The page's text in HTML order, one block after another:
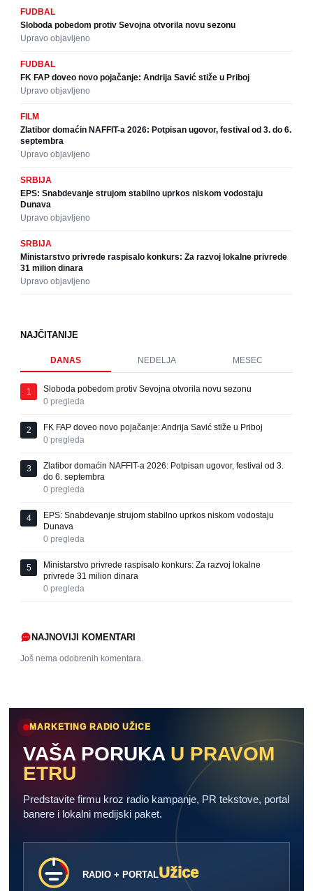
FUDBAL
Sloboda pobedom protiv Sevojna otvorila novu sezonu
Upravo objavljeno
FUDBAL
FK FAP doveo novo pojačanje: Andrija Savić stiže u Priboj
Upravo objavljeno
FILM
Zlatibor domaćin NAFFIT-a 2026: Potpisan ugovor, festival od 3. do 6.
septembra
Upravo objavljeno
SRBIJA
EPS: Snabdevanje strujom stabilno uprkos niskom vodostaju
Dunava
Upravo objavljeno
SRBIJA
Ministarstvo privrede raspisalo konkurs: Za razvoj lokalne privrede
31 milion dinara
Upravo objavljeno
NAJČITANIJE
DANAS NEDELJA MESEC
1
Sloboda pobedom protiv Sevojna otvorila novu sezonu
0 pregleda
2
FK FAP doveo novo pojačanje: Andrija Savić stiže u Priboj
0 pregleda
3
Zlatibor domaćin NAFFIT-a 2026: Potpisan ugovor, festival od 3.
do 6. septembra
0 pregleda
4
EPS: Snabdevanje strujom stabilno uprkos niskom vodostaju
Dunava
0 pregleda
5
Ministarstvo privrede raspisalo konkurs: Za razvoj lokalne
privrede 31 milion dinara
0 pregleda
NAJNOVIJI KOMENTARI
Još nema odobrenih komentara.
MARKETING RADIO UŽICE
VAŠA PORUKA U PRAVOM
ETRU
Predstavite firmu kroz radio kampanje, PR tekstove, portal
banere i lokalni medijski paket.
RADIO + PORTALUžice